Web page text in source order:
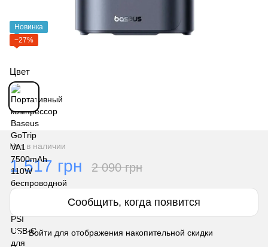
Новинка
−27%
Цвет
Нет в наличии
1 517 грн 2 090 грн
Сообщить, когда появится
% Войти для отображения накопительной скидки